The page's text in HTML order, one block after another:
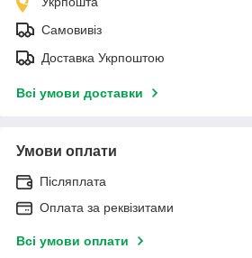
Самовивіз
Доставка Укрпоштою
Всі умови доставки
Умови оплати
Післяплата
Оплата за реквізитами
Всі умови оплати